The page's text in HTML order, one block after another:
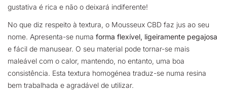
gustativa é rica e não o deixará indiferente!
No que diz respeito à textura, o Mousseux CBD faz jus ao seu
nome. Apresenta-se numa forma flexível, ligeiramente pegajosa
e fácil de manusear. O seu material pode tornar-se mais
maleável com o calor, mantendo, no entanto, uma boa
consistência. Esta textura homogénea traduz-se numa resina
bem trabalhada e agradável de utilizar.